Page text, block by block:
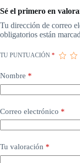
Sé el primero en
Tu dirección de correo
obligatorios están
TU PUNTUACIÓN *
Nombre *
Correo electrónico *
Tu valoración *